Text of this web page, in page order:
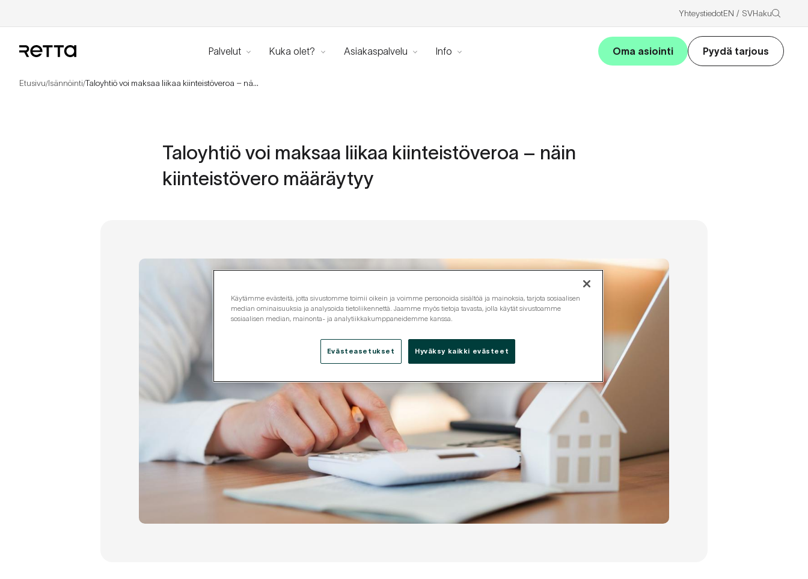
YhteystiedotEN SVHaku
Palvelut Kuka olet? Asiakaspalvelu Info Oma asiointi Pyydä tarjous
Etusivu/Isännöinti/ Taloyhtiö voi maksaa liikaa kiinteistöveroa – näin kiinteistövero määräytyy
Taloyhtiö voi maksaa liikaa kiinteistöveroa – näin
kiinteistövero määräytyy
Käytämme evästeitä, jotta sivustomme toimii oikein ja voimme personoida sisältöä ja mainoksia, tarjota sosiaalisen
median ominaisuuksia ja analysoida tietoliikennettä. Jaamme myös tietoja tavasta, jolla käytät sivustoamme
sosiaalisen median, mainonta- ja analytiikkakumppaneidemme kanssa.
Evästeasetukset Hyväksy kaikki evästeet